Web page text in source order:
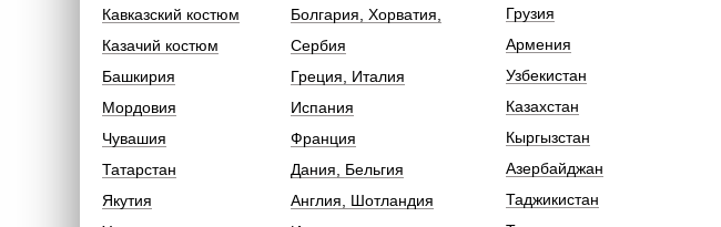
Грузия
Армения
Узбекистан
Казахстан
Кыргызстан
Азербайджан
Таджикистан
Болгария, Хорватия,
Сербия
Греция, Италия
Испания
Франция
Дания, Бельгия
Англия, Шотландия
Кавказский костюм
Казачий костюм
Башкирия
Мордовия
Чувашия
Татарстан
Якутия